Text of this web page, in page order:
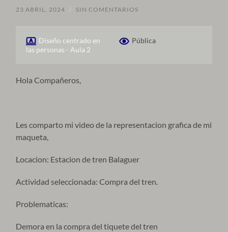
23 ABRIL, 2024 / SIN COMENTARIOS
Diseño centrado en
las personas - Aula 2
Pública
Hola Compañeros,
Les comparto mi video de la representacion grafica de mi
maqueta,
Locacion: Estacion de tren Balaguer
Actividad seleccionada: Compra del tren.
Problematicas:
Demora en la compra del tiquete del tren